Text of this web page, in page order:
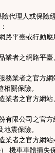
險代理人或保
平臺或行動應
者之網路平臺
業者之官方網
關保險。
者之官方網站
限公司之官方
震保險。
者之官方網站
機車車體損失